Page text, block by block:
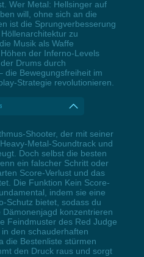
Wer Metal: Hellsinger auf
will, ohne sich an die
ist die Sprungverbesserung
zu
Musik als Waffe
der Inferno-Levels
Drums durch
die Bewegungsfreiheit im
Strategie revolutionieren.
Shooter, der mit seiner
Metal-Soundtrack und
Doch selbst die besten
ein falscher Schritt oder
Score-Verlust und das
Die Funktion Kein Score-
indem sie eine
Schutz bietet, sodass du
konzentrieren
Feindmuster des Red Judge
den schauderhaften
die Bestenliste stürmen
den Druck raus und sorgt